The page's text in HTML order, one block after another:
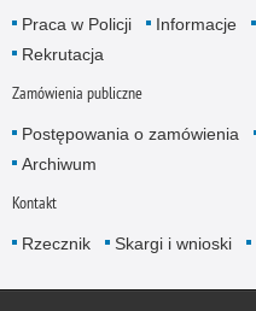
Praca w Policji Informacje
Rekrutacja
Zamówienia publiczne
Postępowania o zamówienia
Archiwum
Kontakt
Rzecznik Skargi i wnioski